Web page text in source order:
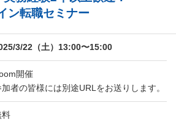
ン転職セミナー
3/22（土）13:00〜15:00
開催
加者の皆様には別途URLをお送りします。
料